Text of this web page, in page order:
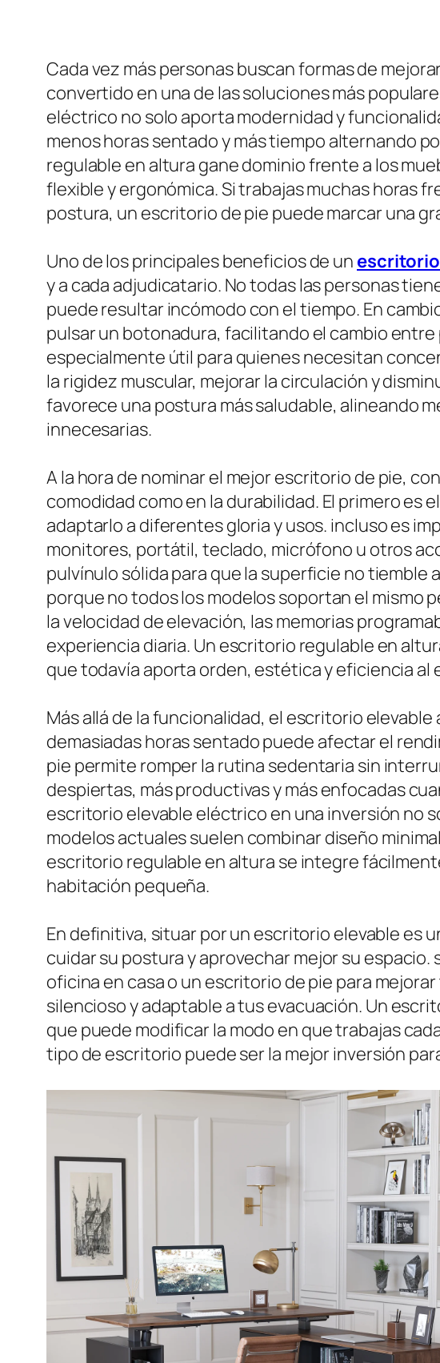
Cada vez más personas buscan formas de
convertido en una de las soluciones más
eléctrico no solo aporta modernidad y
menos horas sentado y más tiempo alternando
regulable en altura gane dominio frente a los
flexible y ergonómica. Si trabajas muchas horas
postura, un escritorio de pie puede marcar una
Uno de los principales beneficios de un
y a cada adjudicatario. No todas las personas
puede resultar incómodo con el tiempo. En
pulsar un botonadura, facilitando el cambio
especialmente útil para quienes necesitan
la rigidez muscular, mejorar la circulación y
favorece una postura más saludable, alineando
innecesarias.
A la hora de nominar el mejor escritorio de pie,
comodidad como en la durabilidad. El primero es
adaptarlo a diferentes gloria y usos. incluso es
monitores, portátil, teclado, micrófono u otros
pulvínulo sólida para que la superficie no tiemble
porque no todos los modelos soportan el mismo
la velocidad de elevación, las memorias
experiencia diaria. Un escritorio regulable en
que todavía aporta orden, estética y eficiencia al
Más allá de la funcionalidad, el escritorio
demasiadas horas sentado puede afectar el
pie permite romper la rutina sedentaria sin
despiertas, más productivas y más enfocadas
escritorio elevable eléctrico en una inversión no
modelos actuales suelen combinar diseño
escritorio regulable en altura se integre
habitación pequeña.
En definitiva, situar por un escritorio elevable es
cuidar su postura y aprovechar mejor su
oficina en casa o un escritorio de pie para
silencioso y adaptable a tus evacuación. Un
que puede modificar la modo en que trabajas
tipo de escritorio puede ser la mejor inversión